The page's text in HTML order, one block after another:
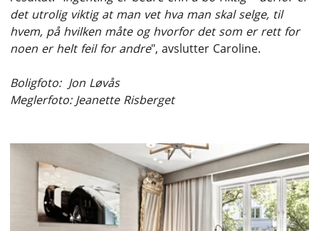
det utrolig viktig at man vet hva man skal selge, til
hvem, på hvilken måte og hvorfor det som er rett for
noen er helt feil for andre", avslutter Caroline.
Boligfoto: Jon Løvås
Meglerfoto: Jeanette Risberget